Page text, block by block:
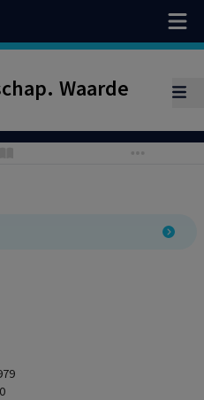
Waarde